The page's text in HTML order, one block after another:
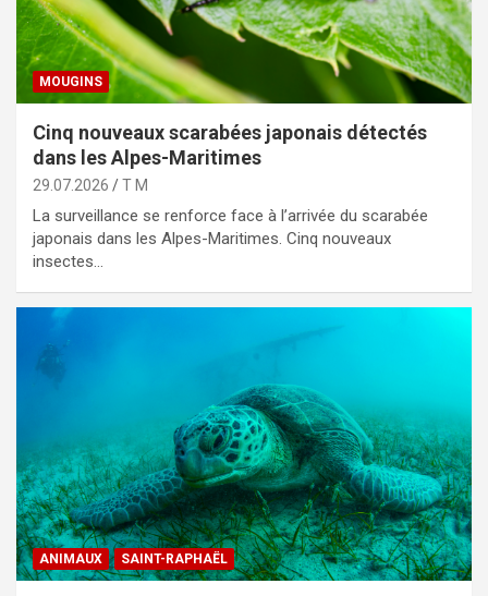
MOUGINS
Cinq nouveaux scarabées japonais détectés
dans les Alpes-Maritimes
29.07.2026 T M
La surveillance se renforce face à l’arrivée du scarabée
japonais dans les Alpes-Maritimes. Cinq nouveaux
insectes…
ANIMAUX SAINT-RAPHAËL